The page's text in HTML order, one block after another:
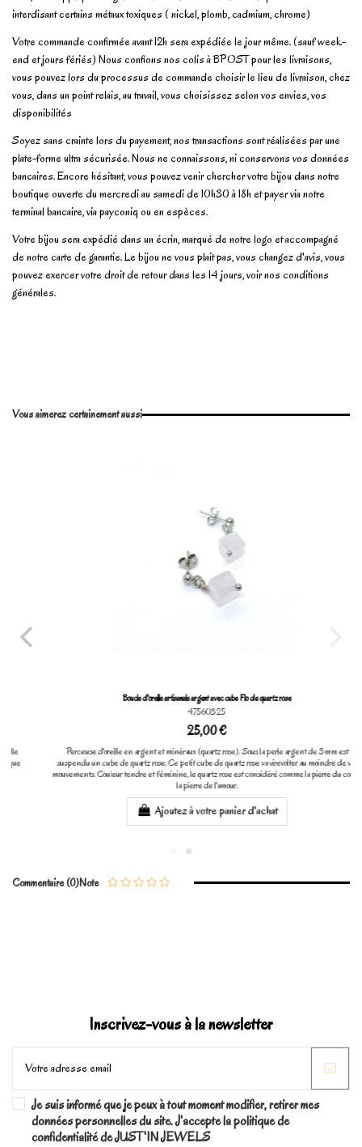
interdisant certains métaux toxiques ( nickel, plomb, cadmium, chrome)
Votre commande confirmée avant 12h sera expédiée le jour même. (sauf week-
end et jours fériés) Nous confions nos colis à BPOST pour les livraisons,
vous pouvez lors du processus de commande choisir le lieu de livraison, chez
vous, dans un point relais, au travail, vous choisissez selon vos envies, vos
disponibilités
Soyez sans crainte lors du payement, nos transactions sont réalisées par une
plate-forme ultra sécurisée. Nous ne connaissons, ni conservons vos données
bancaires. Encore hésitant, vous pouvez venir chercher votre bijou dans notre
boutique ouverte du mercredi au samedi de 10h30 à 18h et payer via notre
terminal bancaire, via payconiq ou en espèces.
Votre bijou sera expédié dans un écrin, marqué de notre logo et accompagné
de notre carte de garantie. Le bijou ne vous plait pas, vous changez d'avis, vous
pouvez exercer votre droit de retour dans les 14 jours, voir nos conditions
générales.
Marque
Vous aimerez certainement aussi
Boucle d'oreille artisanale argent avec cube Flo de quartz rose
47560325
25,00 €
Perceuse d'oreille en argent et minéraux (quartz rose). Sous la perle argent de 3mm est
suspendu un cube de quartz rose. Ce petit cube de quartz rose va virevolter au moindre de vos
mouvements. Couleur tendre et féminine, le quartz rose est considéré comme la pierre du coeur,
la pierre de l'amour.
Ajoutez à votre panier d'achat
Note
Commentaire (0)
Inscrivez-vous à la newsletter
Je suis informé que je peux à tout moment modifier, retirer mes
données personnelles du site. J'accepte la politique de
confidentialité de JUST'IN JEWELS